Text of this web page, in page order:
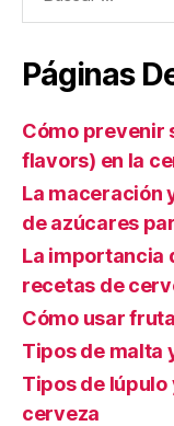
Páginas
Cómo prevenir
flavors) en la
La maceración
de azúcares
La importancia
recetas de
Cómo usar
Tipos de malta
Tipos de lúpulo
cerveza